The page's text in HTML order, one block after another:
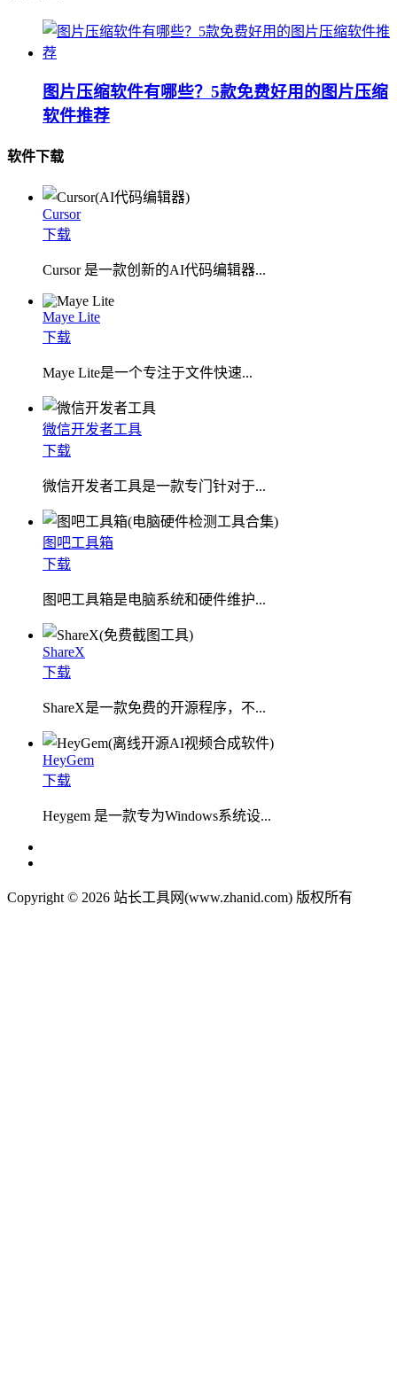
图片压缩软件有哪些？5款免费好用的图片压缩
软件推荐
软件下载
Cursor
下载
Cursor 是一款创新的AI代码编辑器...
Maye Lite
下载
​Maye Lite是一个专注于文件快速...
微信开发者工具
下载
微信开发者工具是一款专门针对于...
图吧工具箱
下载
图吧工具箱是电脑系统和硬件维护...
ShareX
下载
ShareX是一款免费的开源程序，不...
HeyGem
下载
Heygem 是一款专为Windows系统设...
Copyright © 2026 站长工具网(www.zhanid.com) 版权所有